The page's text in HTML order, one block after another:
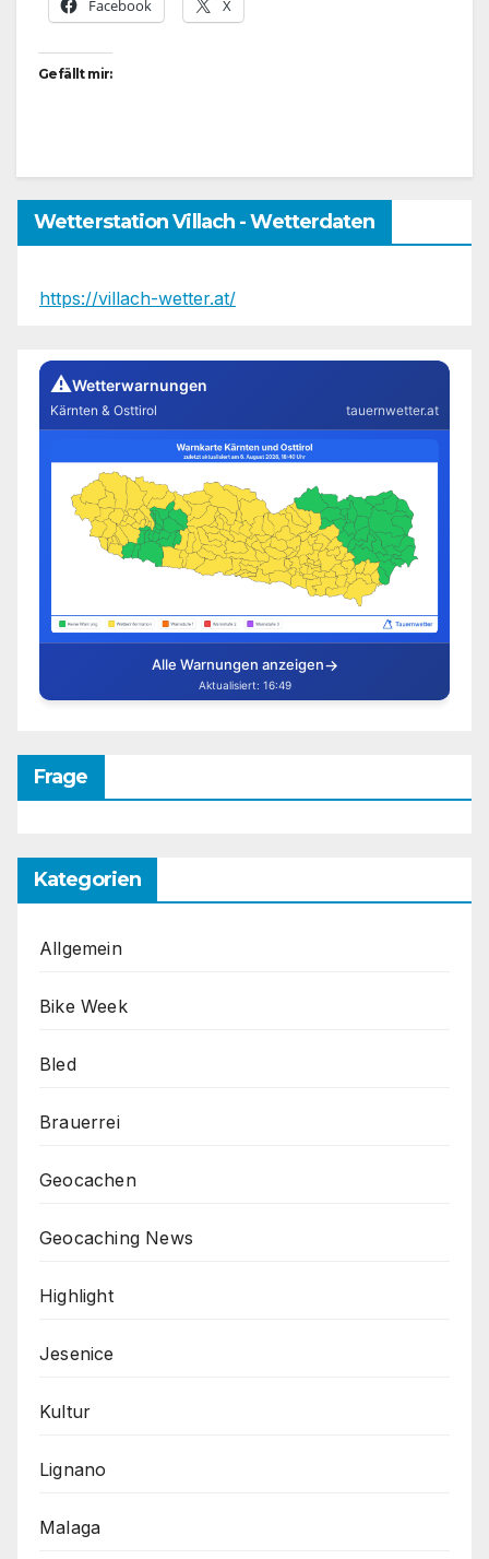
Facebook X
Gefällt mir:
Wetterstation Villach - Wetterdaten
https://villach-wetter.at/
Frage
Kategorien
Allgemein
Bike Week
Bled
Brauerrei
Geocachen
Geocaching News
Highlight
Jesenice
Kultur
Lignano
Malaga